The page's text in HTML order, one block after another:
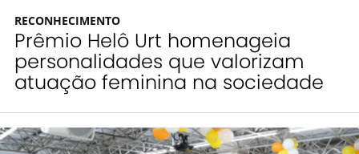
RECONHECIMENTO
Prêmio Helô Urt homenageia
personalidades que valorizam
atuação feminina na sociedade